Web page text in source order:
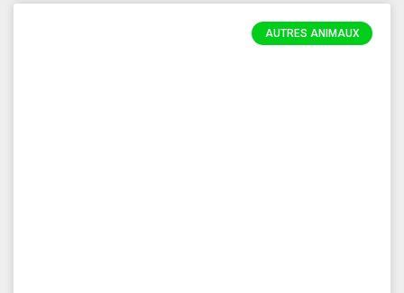
AUTRES ANIMAUX